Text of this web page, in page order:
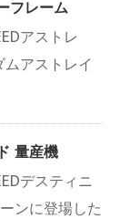
フレーム
アストレ
ムアストレイ
量産機
デスティニ
ンに登場した